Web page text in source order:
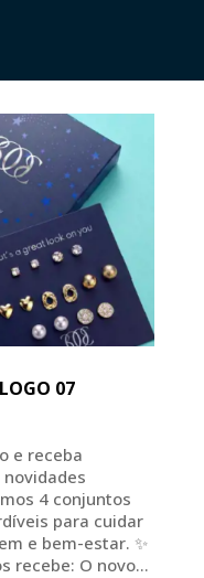
07
e receba
novidades
4 conjuntos
para cuidar
e bem-estar. ✨
recebe: O novo...